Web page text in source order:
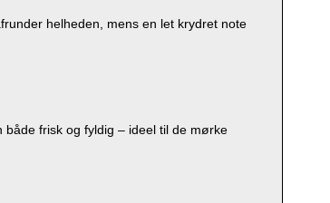
helheden, mens en let krydret note
frisk og fyldig – ideel til de mørke